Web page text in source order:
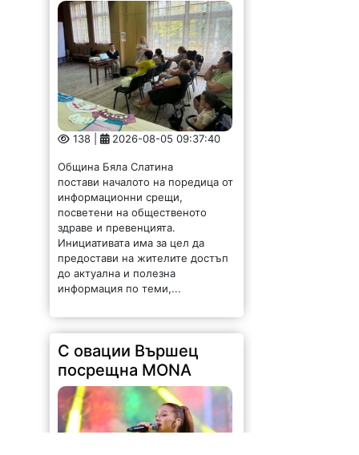
138 | 2026-08-05 09:37:40
Община Бяла Слатина
постави началото на поредица от
информационни срещи,
посветени на общественото
здраве и превенцията.
Инициативата има за цел да
предостави на жителите достъп
до актуална и полезна
информация по теми,...
С овации Вършец
посрещна MONA